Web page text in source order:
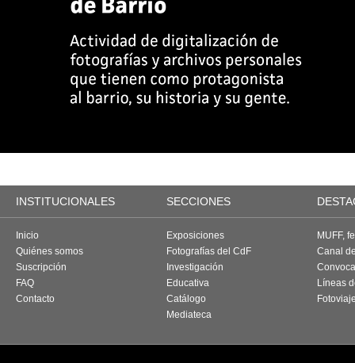
INSTITUCIONALES SECCIONES
Inicio
Quiénes somos
Suscripción
FAQ
Contacto
Exposiciones
Fotografías del CdF
Investigación
Educativa
Catálogo
Mediateca
MUFF,
Canal
Líneas